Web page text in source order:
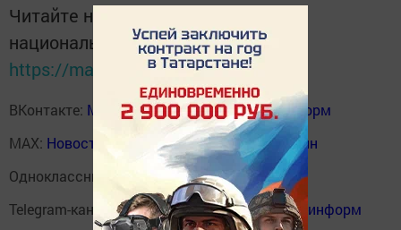
Читайте новости Татарстана в
национальном мессенджере MАХ:
https://max.ru/tatmedia
ВКонтакте: Мензелинск news - Мензеля-информ
MAX: Новости Мензелинска - Мензеля онлайн
Одноклассники:
ok.ru/menzelinsk
Telegram-канал:Мензелинск news - Мензеля-информ